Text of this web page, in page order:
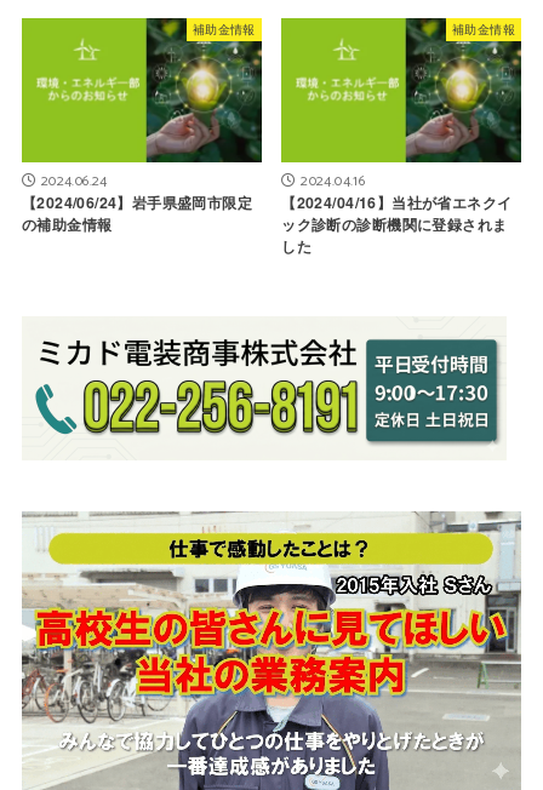
補助金情報
2024.06.24
【2024/06/24】岩手県盛岡市限定
の補助金情報
補助金情報
2024.04.16
【2024/04/16】当社が省エネクイ
ック診断の診断機関に登録されま
した